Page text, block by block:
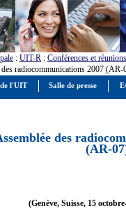
: UIT-R : Conférences et réunions
des radiocommunications 2007 (AR-
des
(AR-
(Genève, Suisse, 15
de l'UIT Salle de presse